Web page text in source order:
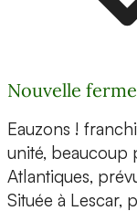
Nouvelle
Eauzons !
unité, beaucoup
Atlantiques,
Située à Lescar,